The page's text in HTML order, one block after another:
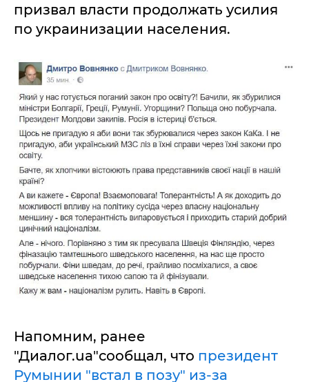
призвал власти продолжать усилия
по украинизации населения.
Напомним, ранее
"Диалог.ua"сообщал, что президент
Румынии "встал в позу" из-за